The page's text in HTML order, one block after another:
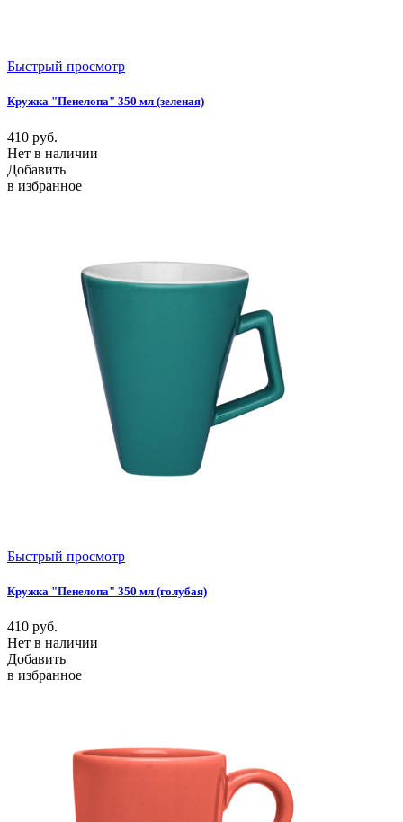
Быстрый просмотр
Кружка "Пенелопа" 350 мл (зеленая)
410 руб.
Нет в наличии
Добавить
в избранное
Быстрый просмотр
Кружка "Пенелопа" 350 мл (голубая)
410 руб.
Нет в наличии
Добавить
в избранное